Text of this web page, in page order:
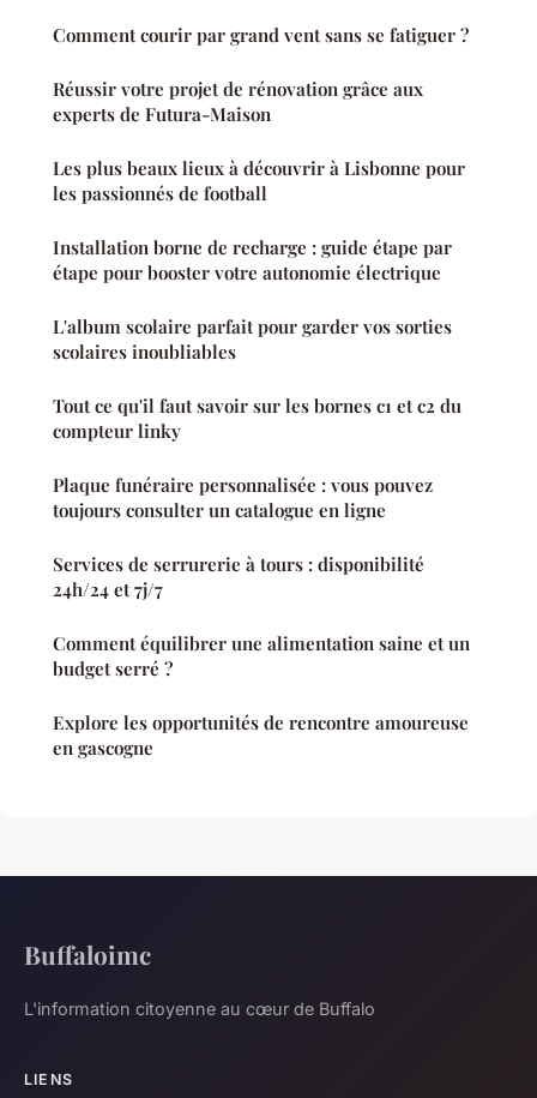
Comment courir par grand vent sans se fatiguer ?
Réussir votre projet de rénovation grâce aux
experts de Futura-Maison
Les plus beaux lieux à découvrir à Lisbonne pour
les passionnés de football
Installation borne de recharge : guide étape par
étape pour booster votre autonomie électrique
L'album scolaire parfait pour garder vos sorties
scolaires inoubliables
Tout ce qu'il faut savoir sur les bornes c1 et c2 du
compteur linky
Plaque funéraire personnalisée : vous pouvez
toujours consulter un catalogue en ligne
Services de serrurerie à tours : disponibilité
24h/24 et 7j/7
Comment équilibrer une alimentation saine et un
budget serré ?
Explore les opportunités de rencontre amoureuse
en gascogne
Buffaloimc
L'information citoyenne au cœur de Buffalo
LIENS